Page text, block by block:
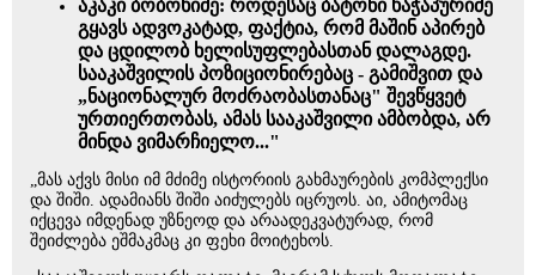
აკაკი ბობოხიძე: როდესაც ბატონი ხაჭაპურიძე
გყავს ადვოკატად, ფაქტია, რომ მაშინ აპირებ
და ცდილობ ხელისუფლებასთან დალაგდე.
სააკაშვილის პოზიციონირებაც - გამიშვით და
„ნაციონალურ მოძრაობასთანაც" შევწყვეტ
ურთიერთობას, ამას სააკაშვილი ამბობდა, არ
მინდა ვიმარჩიელო..."
„მას აქვს მისი იმ მძიმე ისტორიის გახმაურების კომპლექსი
და შიში. ადამიანს შიში აიძულებს იცრუოს. აი, ამიტომაც
იქცევა იმდენად უზნეოდ და არაადეკვატურად, რომ
შეიძლება ეშმაკმაც კი ფეხი მოიტეხოს.